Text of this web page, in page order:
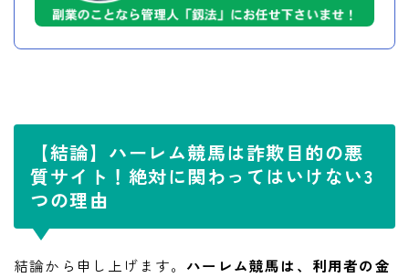
【結論】ハーレム競馬は詐欺目的の悪
質サイト！絶対に関わってはいけない3
つの理由
結論から申し上げます。 ハーレム競馬は、利用者の金